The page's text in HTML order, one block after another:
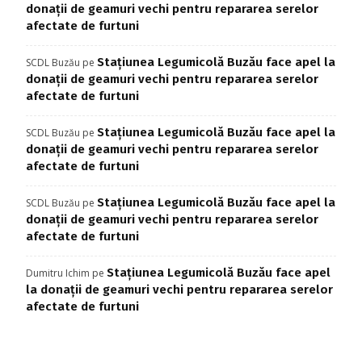
donații de geamuri vechi pentru repararea serelor
afectate de furtuni
SCDL Buzău pe Stațiunea Legumicolă Buzău face apel la
donații de geamuri vechi pentru repararea serelor
afectate de furtuni
SCDL Buzău pe Stațiunea Legumicolă Buzău face apel la
donații de geamuri vechi pentru repararea serelor
afectate de furtuni
SCDL Buzău pe Stațiunea Legumicolă Buzău face apel la
donații de geamuri vechi pentru repararea serelor
afectate de furtuni
Dumitru Ichim pe Stațiunea Legumicolă Buzău face apel
la donații de geamuri vechi pentru repararea serelor
afectate de furtuni